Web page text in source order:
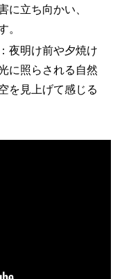
に立ち向かい、
。
夜明け前や夕焼け
に照らされる自然
を見上げて感じる